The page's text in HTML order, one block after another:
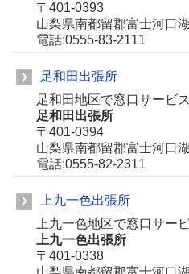
〒401-0393
山梨県南都留郡富士河口
電話:0555-83-2111
足和田出張所
足和田地区で窓口サービ
足和田出張所
〒401-0394
山梨県南都留郡富士河口
電話:0555-82-2311
上九一色出張所
上九一色地区で窓口サー
上九一色出張所
〒401-0338